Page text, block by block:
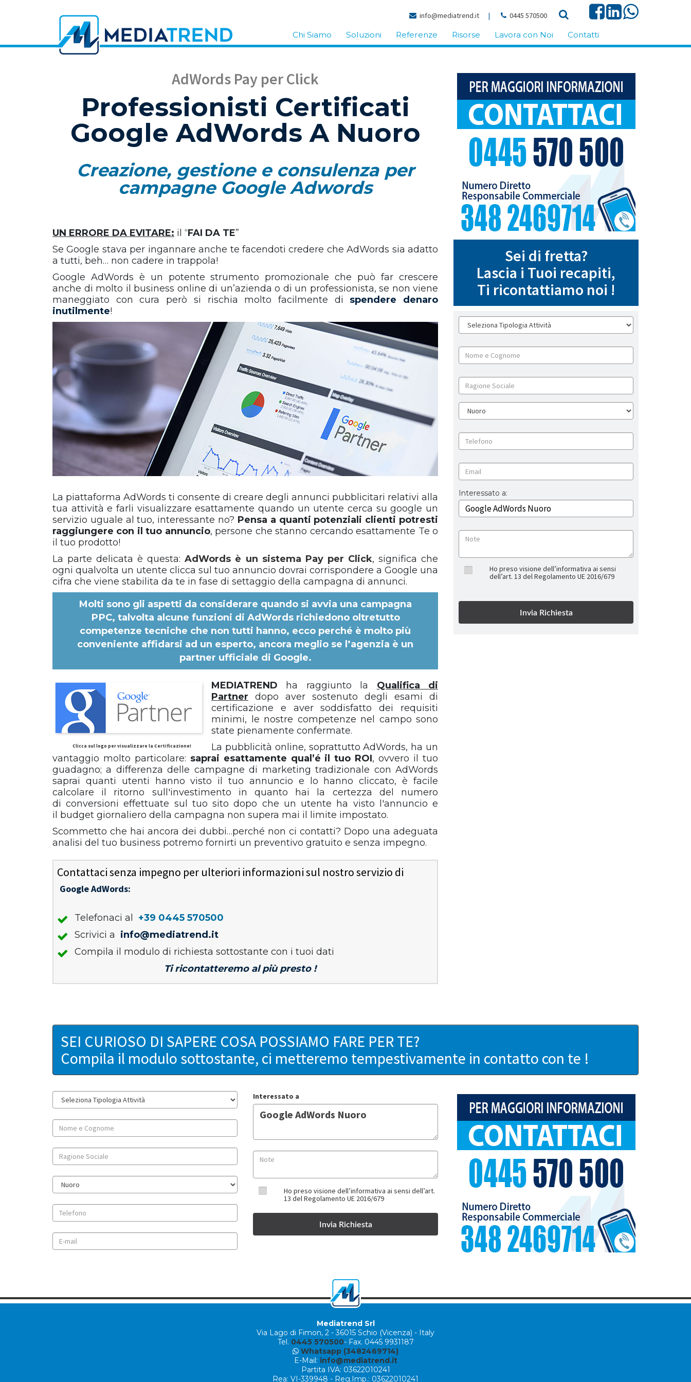
info@mediatrend.it | 0445 570500
Chi Siamo Soluzioni Referenze Risorse Lavora con Noi Contatti
AdWords Pay per Click
Professionisti Certificati
Google AdWords A Nuoro
Creazione, gestione e consulenza per
campagne Google Adwords
UN ERRORE DA EVITARE: il “FAI DA TE”
Se Google stava per ingannare anche te facendoti credere che AdWords sia adatto
a tutti, beh… non cadere in trappola!
Google AdWords è un potente strumento promozionale che può far crescere
anche di molto il business online di un’azienda o di un professionista, se non viene
maneggiato con cura però si rischia molto facilmente di spendere denaro
inutilmente!
La piattaforma AdWords ti consente di creare degli annunci pubblicitari relativi alla
tua attività e farli visualizzare esattamente quando un utente cerca su google un
servizio uguale al tuo, interessante no? Pensa a quanti potenziali clienti potresti
raggiungere con il tuo annuncio, persone che stanno cercando esattamente Te o
il tuo prodotto!
La parte delicata è questa:AdWords è un sistema Pay per Click, significa che
ogni qualvolta un utente clicca sul tuo annuncio dovrai corrispondere a Google una
cifra che viene stabilita da te in fase di settaggio della campagna di annunci.
Molti sono gli aspetti da considerare quando si avvia una campagna
PPC, talvolta alcune funzioni di AdWords richiedono oltretutto
competenze tecniche che non tutti hanno, ecco perché è molto più
conveniente affidarsi ad un esperto, ancora meglio se l’agenzia è un
partner ufficiale di Google.
Clicca sul logo per visualizzare la Certificazione!
MEDIATREND ha raggiunto la Qualifica di
Partner dopo aver sostenuto degli esami di
certificazione e aver soddisfatto dei requisiti
minimi, le nostre competenze nel campo sono
state pienamente confermate.
La pubblicità online, soprattutto AdWords, ha un
vantaggio molto particolare: saprai esattamente qual’é il tuo ROI, ovvero il tuo
guadagno; a differenza delle campagne di marketing tradizionale con AdWords
saprai quanti utenti hanno visto il tuo annuncio e lo hanno cliccato, è facile
calcolare il ritorno sull'investimento in quanto hai la certezza del numero
di conversioni effettuate sul tuo sito dopo che un utente ha visto l'annuncio e
il budget giornaliero della campagna non supera mai il limite impostato.
Scommetto che hai ancora dei dubbi…perché non ci contatti? Dopo una adeguata
analisi del tuo business potremo fornirti un preventivo gratuito e senza impegno.
Contattaci senza impegno per ulteriori informazioni sul nostro servizio di
Google AdWords:
Telefonaci al
+39 0445 570500
Scrivici a info@mediatrend.it
Compila il modulo di richiesta sottostante con i tuoi dati
Ti ricontatteremo al più presto !
Sei di fretta?
Lascia i Tuoi recapiti,
Ti ricontattiamo noi !
Interessato a:
Ho preso visione dell’informativa ai sensi
dell’art. 13 del Regolamento UE 2016/679
SEI CURIOSO DI SAPERE COSA POSSIAMO FARE PER TE?
Compila il modulo sottostante, ci metteremo tempestivamente in contatto con te !
Interessato a
Ho preso visione dell’informativa ai sensi dell’art.
13 del Regolamento UE 2016/679
Mediatrend Srl
Via Lago di Fimon, 2 - 36015 Schio (Vicenza) - Italy
Tel. 0445 570500- Fax. 0445 9931187
Whatsapp (3482469714)
E-Mail: info@mediatrend.it
Partita IVA: 03622010241
Rea: VI-339948 - Reg.Imp.: 03622010241